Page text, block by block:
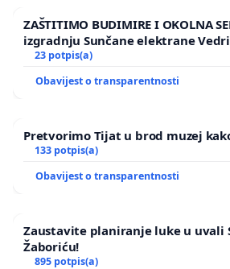
ZAŠTITIMO BUDIMIRE I OKOLNA
izgradnju Sunčane elektrane
Ugljana
23 potpis(a)
Obavijest o transparentnosti
Pretvorimo Tijat u brod muzej
133 potpis(a)
Obavijest o transparentnosti
Zaustavite planiranje luke u uvali
Žaboriću!
895 potpis(a)